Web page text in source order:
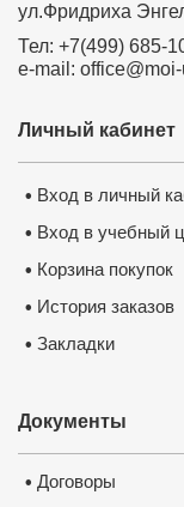
ул.Фридриха
Тел: +7(499) 685-
e-mail:
Личный кабинет
• Вход в личный
• Вход в учебный
• Корзина покупок
• История заказов
• Закладки
Документы
• Договоры